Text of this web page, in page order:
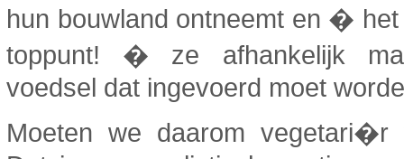
hun bouwland ontneemt en � het
toppunt! � ze afhankelijk
voedsel dat ingevoerd moet
Moeten we daarom vegetari�r